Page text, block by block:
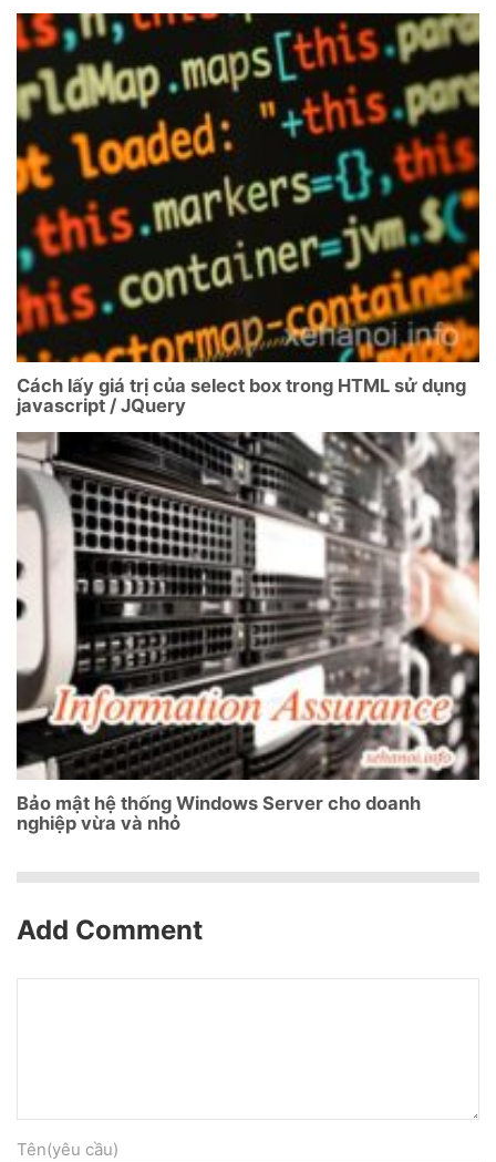
Cách lấy giá trị của select box trong HTML sử dụng
javascript / JQuery
Bảo mật hệ thống Windows Server cho doanh
nghiệp vừa và nhỏ
Add Comment
Tên(yêu cầu)